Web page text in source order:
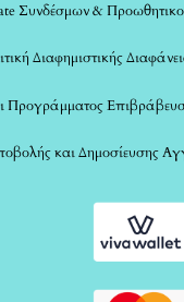
Συνδέσμων &
Διαφημιστικής
Προγράμματος
και Δημοσίευσης